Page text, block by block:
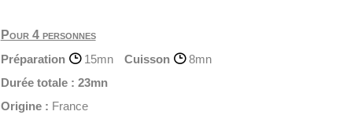
Pour 4 personnes
Préparation
15mn Cuisson
8mn
Durée totale : 23mn
Origine : France